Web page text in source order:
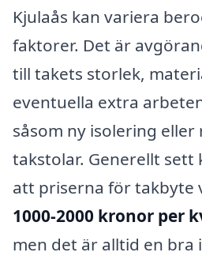
Kjulaås kan variera
faktorer. Det är
till takets storlek,
eventuella extra
såsom ny isolering
takstolar. Generellt sett
att priserna för takbyte
1000-2000 kronor per
men det är alltid en bra